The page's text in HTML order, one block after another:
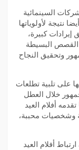
السينمائية
نتيجة لأولوياتها
إيرادات كبيرة،
القصص البسيطة
وتحقيق النجاح
على تلبية تطلعات
خلال العطل
أفلام العيد
وشخصيات محببة،
أفلام العيد